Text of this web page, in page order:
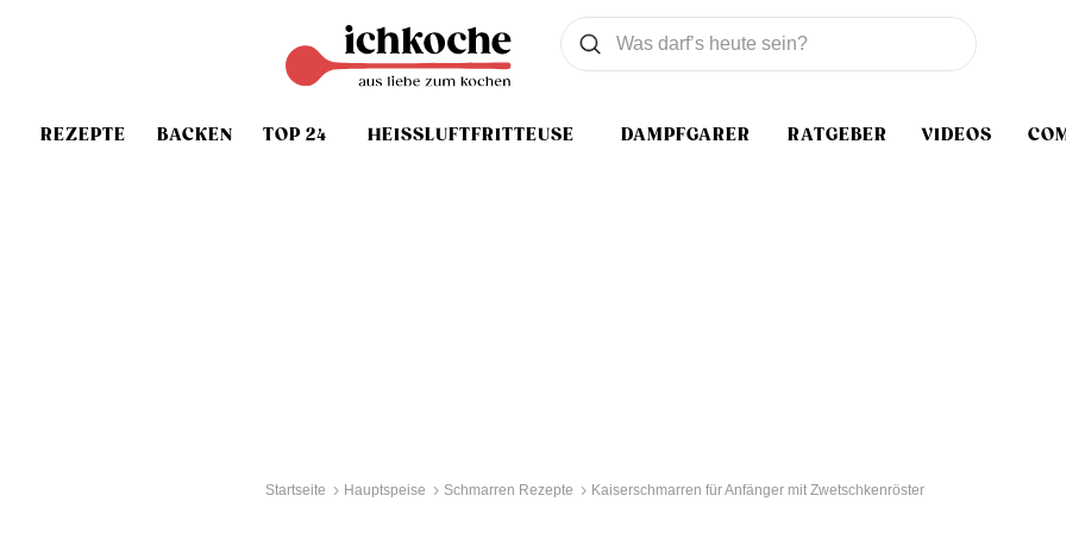
REZEPTE BACKEN TOP 24 HEISSLUFTFRITTEUSE DAMPFGARER RATGEBER VIDEOS
Was wollen Sie suchen
Suchen
Startseite Hauptspeise Schmarren Rezepte Kaiserschmarren für Anfänger mit Zwetschkenröster